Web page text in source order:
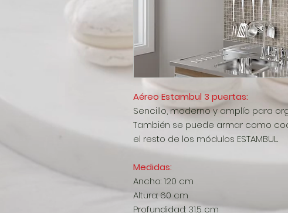
Aéreo Estambul 3 puertas:
Sencillo, moderno y amplío para
También se puede armar como
el resto de los módulos ESTAMBUL.
Medidas:
Ancho: 120 cm
Altura: 60 cm
Profundidad: 31.5 cm